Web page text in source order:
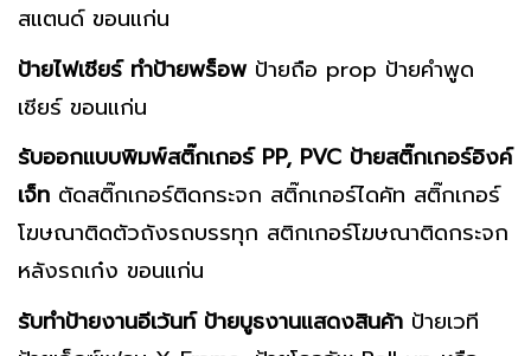
สแตนด์ ขอนแก่น
ป้ายไฟเชียร์ ทำป้ายพร็อพป้ายถือ prop ป้ายคำพูด
เชียร์ ขอนแก่น
รับออกแบบพิมพ์สติ๊กเกอร์ PP, PVC ป้ายสติ๊กเกอร์อิงค์
เจ็ท ตัดสติ๊กเกอร์ติดกระจก สติ๊กเกอร์ไดคัท สติ๊กเกอร์
โฆษณาติดตัวถังรถบรรทุก สติกเกอร์โฆษณาติดกระจก
หลังรถเก๋ง ขอนแก่น
รับทำป้ายงานอีเว้นท์ ป้ายบูธงานแสดงสินค้า ป้ายเวที